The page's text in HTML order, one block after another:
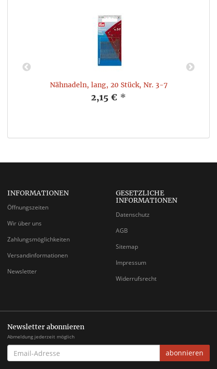
Nähnadeln, lang, 20 Stück, Nr. 3-7
2,15 € *
INFORMATIONEN
Öffnungszeiten
Wir über uns
Zahlungsmöglichkeiten
Versandinformationen
Newsletter
GESETZLICHE
INFORMATIONEN
Datenschutz
AGB
Sitemap
Impressum
Widerrufsrecht
Newsletter abonnieren
Abmeldung jederzeit möglich
EMAIL-
ADRESSE
abonnieren